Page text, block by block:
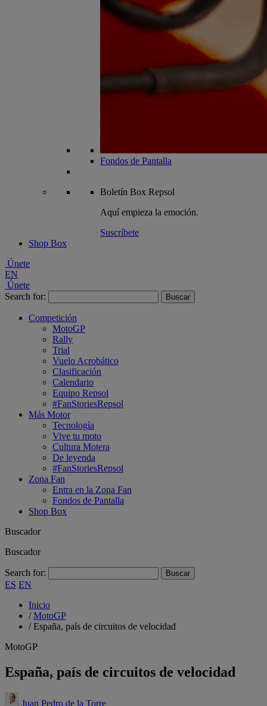
Fondos de Pantalla
Boletín Box Repsol
Aquí empieza la emoción.
Suscríbete
Shop Box
Únete
EN
Únete
Search for:
Competición
MotoGP
Rally
Trial
Vuelo Acrobático
Clasificación
Calendario
Equipo Repsol
#FanStoriesRepsol
Más Motor
Tecnología
Vive tu moto
Cultura Motera
De leyenda
#FanStoriesRepsol
Zona Fan
Entra en la Zona Fan
Fondos de Pantalla
Shop Box
Buscador
Buscador
Search for:
ES EN
Inicio
/MotoGP
/España, país de circuitos de velocidad
MotoGP
España, país de circuitos de velocidad
Juan Pedro de la Torre